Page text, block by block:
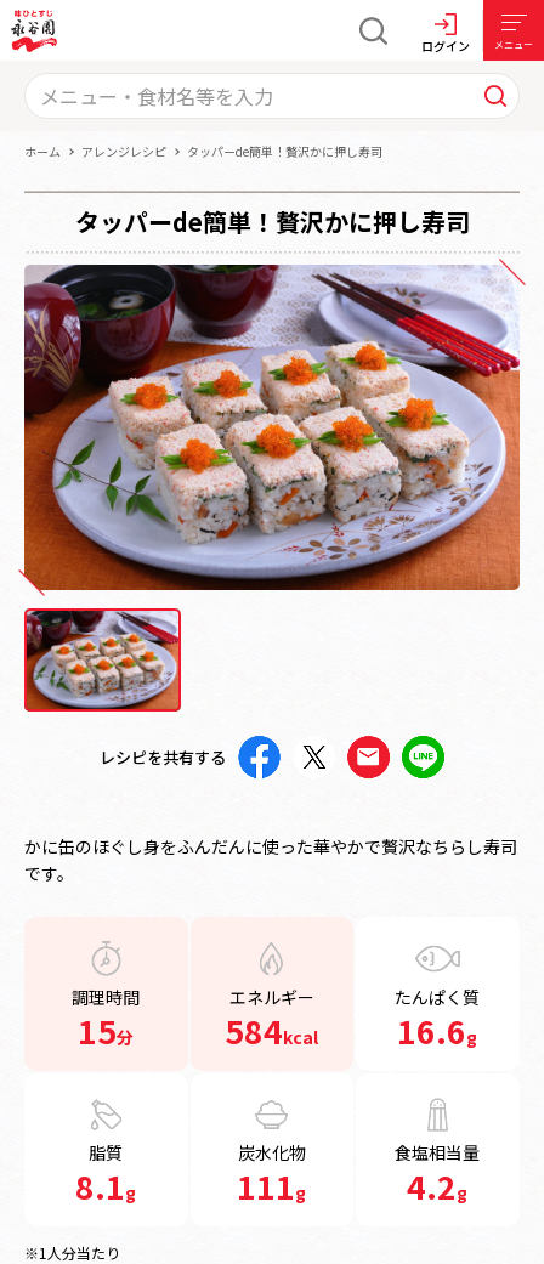
ログイン メニュー
ホーム アレンジレシピ タッパーde簡単！贅沢かに押し寿司
タッパーde簡単！贅沢かに押し寿司
レシピを共有する
かに缶のほぐし身をふんだんに使った華やかで贅沢なちらし寿司
です。
調理時間
15分
エネルギー
584kcal
たんぱく質
16.6g
脂質
8.1g
炭水化物
111g
食塩相当量
4.2g
※1人分当たり